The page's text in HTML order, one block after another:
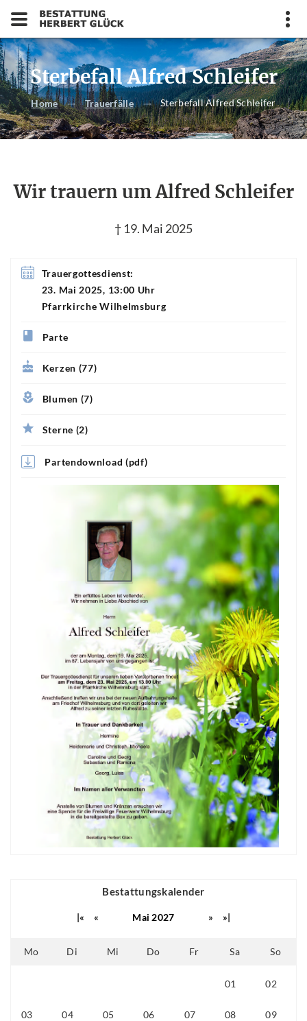
Sterbefall Alfred Schleifer
Home Trauerfälle Sterbefall Alfred Schleifer
Wir trauern um Alfred Schleifer
† 19. Mai 2025
Trauergottesdienst:
23. Mai 2025, 13:00 Uhr
Pfarrkirche Wilhelmsburg
Parte
Kerzen (77)
Blumen (7)
Sterne (2)
Partendownload (pdf)
Bestattungskalender
|« « Mai 2027 » »|
Mo Di Mi Do Fr Sa So
01 02
03 04 05 06 07 08 09